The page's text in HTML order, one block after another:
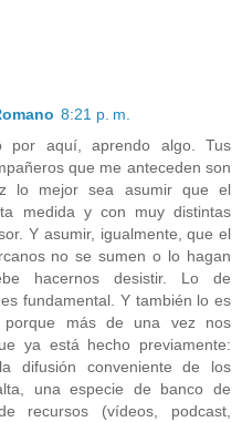
8:21 p. m.
por aquí, aprendo algo. Tus
que me anteceden son
lo mejor sea asumir que el
medida y con muy distintas
Y asumir, igualmente, que el
no se sumen o lo hagan
hacernos desistir. Lo de
fundamental. Y también lo es
porque más de una vez nos
ya está hecho previamente:
difusión conveniente de los
una especie de banco de
recursos (vídeos, podcast,